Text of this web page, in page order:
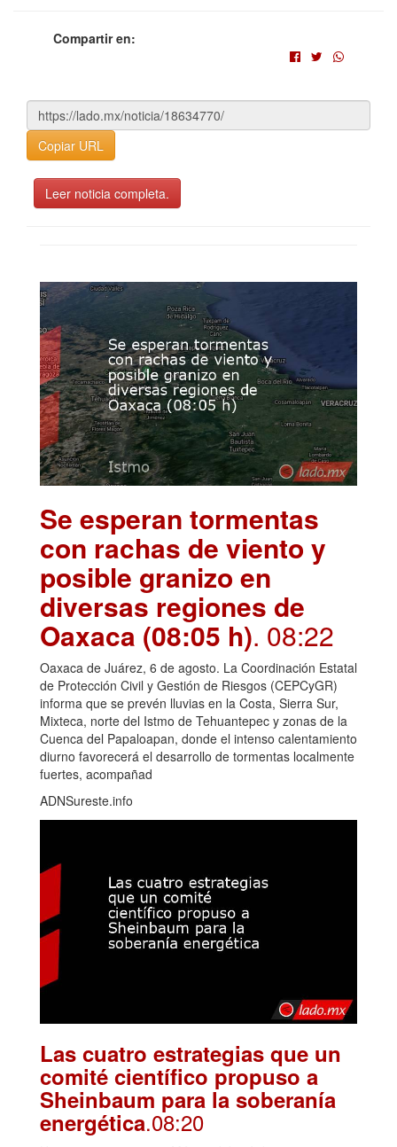
Compartir en:
Copiar URL
Leer noticia completa.
Se esperan tormentas
con rachas de viento y
posible granizo en
diversas regiones de
Oaxaca (08:05 h). 08:22
Oaxaca de Juárez, 6 de agosto. La Coordinación Estatal
de Protección Civil y Gestión de Riesgos (CEPCyGR)
informa que se prevén lluvias en la Costa, Sierra Sur,
Mixteca, norte del Istmo de Tehuantepec y zonas de la
Cuenca del Papaloapan, donde el intenso calentamiento
diurno favorecerá el desarrollo de tormentas localmente
fuertes, acompañad
ADNSureste.info
Las cuatro estrategias que un
comité científico propuso a
Sheinbaum para la soberanía
energética.08:20